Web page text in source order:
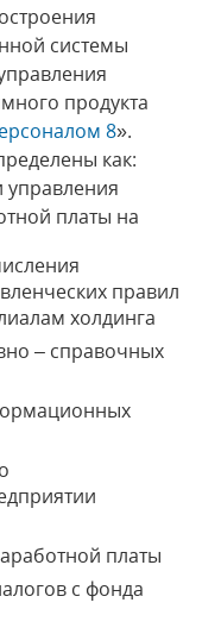
системы
продукта
8».
как:
платы на
правил
холдинга
– справочных
платы
с фонда